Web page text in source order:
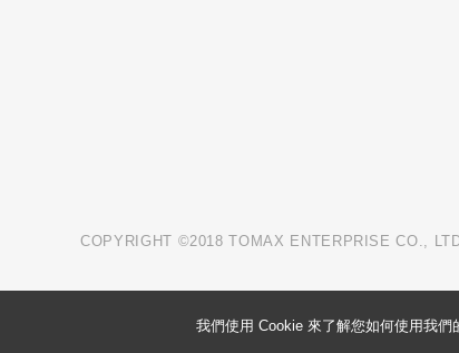
COPYRIGHT ©2018 TOMAX ENTERPRISE CO.,
我們使用 Cookie 來了解您如何使用我